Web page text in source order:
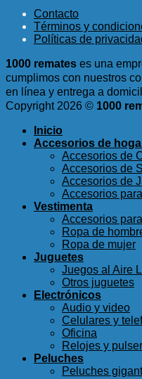
original
era:
$4.99.
actual
es:
$2.99.
Contacto
Términos y
Políticas de
1000 remates es una
cumplimos con nuestros
en línea y entrega a
Copyright 2026 © 1000
Inicio
Accesorios de
Accesorios de
Accesorios de
Accesorios de
Accesorios
Vestimenta
Accesorios
Ropa de
Ropa de mujer
Juguetes
Juegos al Aire
Otros juguetes
Electrónicos
Audio y video
Celulares y
Oficina
Relojes y
Peluches
Peluches